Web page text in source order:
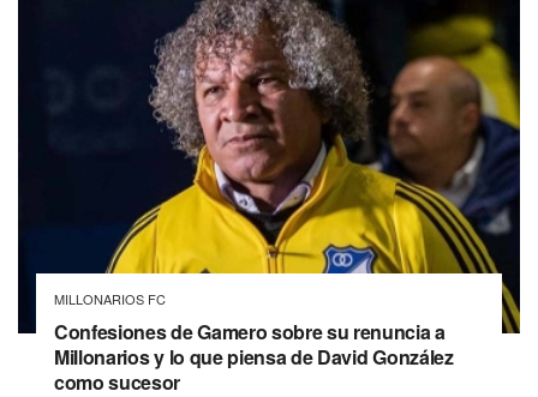
MILLONARIOS FC
Confesiones de Gamero sobre su renuncia a
Millonarios y lo que piensa de David González
como sucesor